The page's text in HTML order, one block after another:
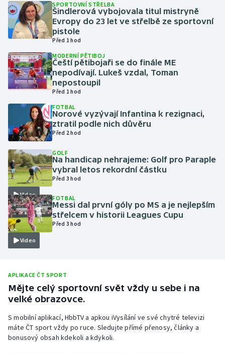
Jezdectví
Judo
Krasobruslení
Lezení
Lyže a snowboard
Moderní pětiboj
Motorsport
Olympijské hry
Parasport
Plavání
Ragby
Rychlobruslení
Rychlostní kanoistika
SPORTOVNÍ STŘELBA
Šindlerová vybojovala titul mistryně
Evropy do 23 let ve střelbě ze sportovní
pistole
Před 1 hod
MODERNÍ PĚTIBOJ
Čeští pětibojaři se do finále ME
nepodívají. Lukeš vzdal, Toman
nepostoupil
Před 1 hod
FOTBAL
Norové vyzývají Infantina k rezignaci,
ztratil podle nich důvěru
Před 2 hod
Video
GOLF
Na handicap nehrajeme: Golf pro Paraple
vybral letos rekordní částku
Před 3 hod
Video
FOTBAL
Messi dal první góly po MS a je nejlepším
střelcem v historii Leagues Cupu
Před 3 hod
APLIKACE ČT SPORT
Mějte celý sportovní svět vždy u sebe i na
velké obrazovce.
S mobilní aplikací, HbbTV a apkou iVysílání ve své chytré televizi
máte ČT sport vždy po ruce. Sledujte přímé přenosy, články a
bonusový obsah kdekoli a kdykoli.